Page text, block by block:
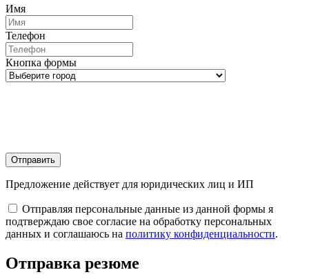
Имя
Телефон
Кнопка формы
Отправить
Предложение действует для юридических лиц и ИП
Отправляя персональные данные из данной формы я
подтверждаю свое согласие на обработку персональных
данных и соглашаюсь на политику конфиденциальности.
Отправка резюме